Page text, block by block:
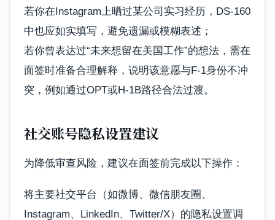
若你在Instagram上晒过某公司实习经历，DS-160
中也应如实填写，避免遗漏或模糊表述；
若你曾表达过“未来想留在美国工作”的想法，需在
面签时准备合理解释，说明该意愿与F-1身份不冲
突，例如通过OPT或H-1B路径合法过渡。
社交账号隐私设置建议
为降低审查风险，建议在面签前完成以下操作：
将主要社交平台（如微博、微信朋友圈、
Instagram、LinkedIn、Twitter/X）的隐私设置调